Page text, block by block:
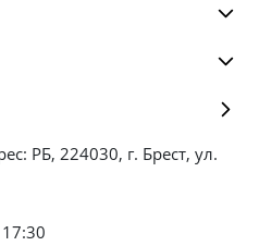
РБ, 224030, г. Брест, ул.